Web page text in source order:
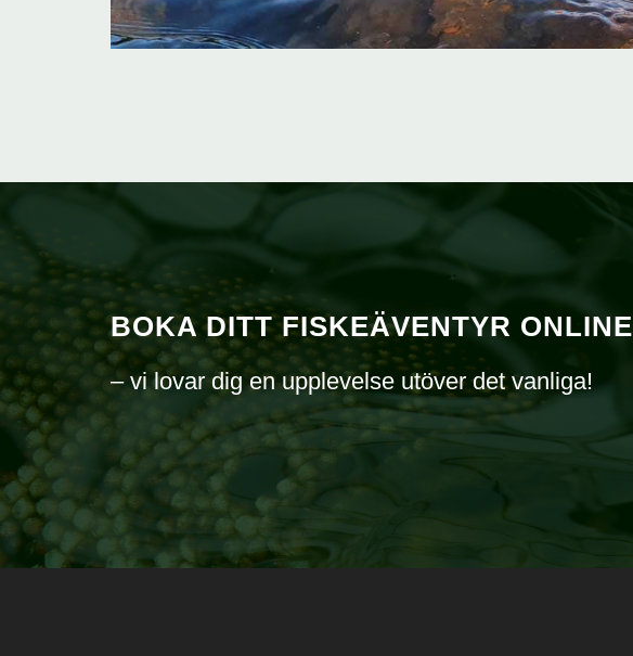
BOKA DITT FISKEÄVENTYR ONLINE
– vi lovar dig en upplevelse utöver det vanliga!